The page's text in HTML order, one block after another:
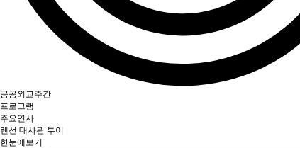
공공외교주간
프로그램
주요연사
랜선 대사관 투어
한눈에보기